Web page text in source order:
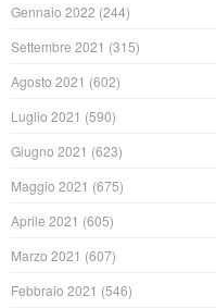
Gennaio 2022 (244)
Settembre 2021 (315)
Agosto 2021 (602)
Luglio 2021 (590)
Giugno 2021 (623)
Maggio 2021 (675)
Aprile 2021 (605)
Marzo 2021 (607)
Febbraio 2021 (546)